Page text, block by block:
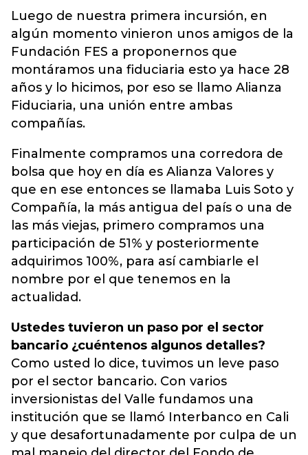
Luego de nuestra primera incursión, en
algún momento vinieron unos amigos de la
Fundación FES a proponernos que
montáramos una fiduciaria esto ya hace 28
años y lo hicimos, por eso se llamo Alianza
Fiduciaria, una unión entre ambas
compañías.
Finalmente compramos una corredora de
bolsa que hoy en día es Alianza Valores y
que en ese entonces se llamaba Luis Soto y
Compañía, la más antigua del país o una de
las más viejas, primero compramos una
participación de 51% y posteriormente
adquirimos 100%, para así cambiarle el
nombre por el que tenemos en la
actualidad.
Ustedes tuvieron un paso por el sector
bancario ¿cuéntenos algunos detalles?
Como usted lo dice, tuvimos un leve paso
por el sector bancario. Con varios
inversionistas del Valle fundamos una
institución que se llamó Interbanco en Cali
y que desafortunadamente por culpa de un